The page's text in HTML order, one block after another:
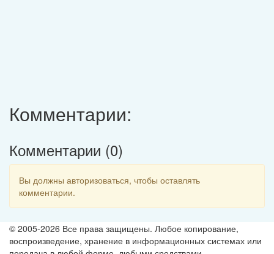
Комментарии:
Комментарии (0)
Вы должны авторизоваться, чтобы оставлять
комментарии.
© 2005-2026 Все права защищены. Любое копирование,
воспроизведение, хранение в информационных системах или